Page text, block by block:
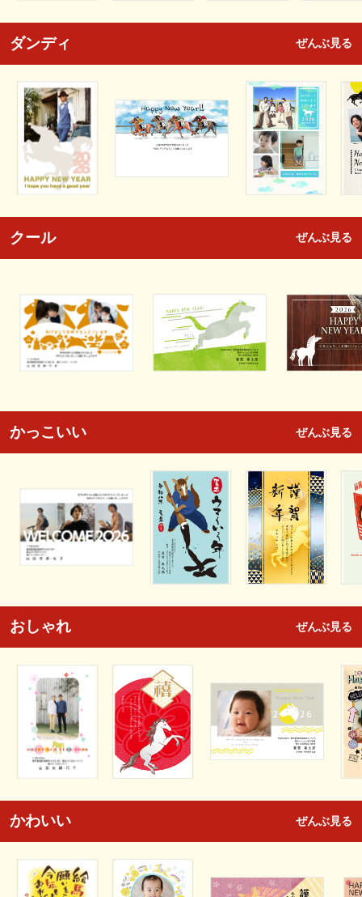
ダンディ ぜんぶ見る
クール ぜんぶ見る
かっこいい ぜんぶ見る
おしゃれ ぜんぶ見る
かわいい ぜんぶ見る